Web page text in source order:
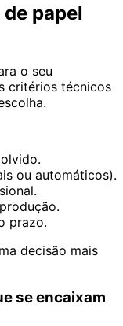
papel
o seu
critérios técnicos
ou automáticos).
prazo.
decisão mais
se encaixam